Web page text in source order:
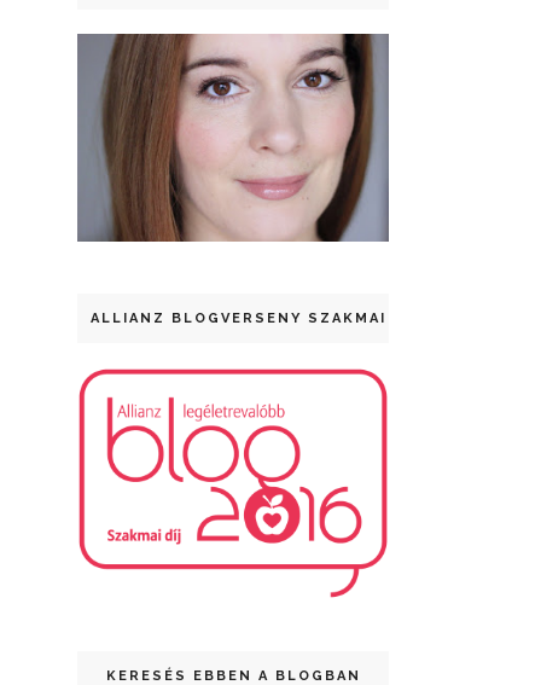
ALLIANZ BLOGVERSENY SZAKMAI DÍJ
KERESÉS EBBEN A BLOGBAN